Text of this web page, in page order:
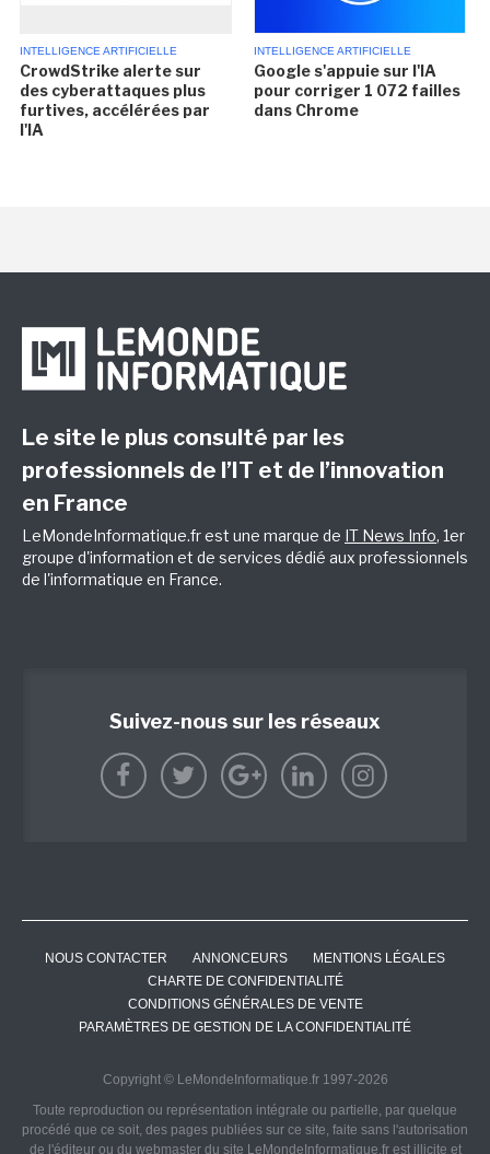
INTELLIGENCE ARTIFICIELLE
CrowdStrike alerte sur
des cyberattaques plus
furtives, accélérées par
l'IA
INTELLIGENCE ARTIFICIELLE
Google s'appuie sur l'IA
pour corriger 1 072 failles
dans Chrome
Le site le plus consulté par les
professionnels de l’IT et de l’innovation
en France
LeMondeInformatique.fr est une marque de IT News Info, 1er
groupe d'information et de services dédié aux professionnels
de l'informatique en France.
Suivez-nous sur les réseaux
NOUS CONTACTER ANNONCEURS
MENTIONS LÉGALES
CHARTE DE CONFIDENTIALITÉ
CONDITIONS GÉNÉRALES DE VENTE
PARAMÈTRES DE GESTION DE LA CONFIDENTIALITÉ
Copyright © LeMondeInformatique.fr 1997-2026
Toute reproduction ou représentation intégrale ou partielle, par quelque
procédé que ce soit, des pages publiées sur ce site, faite sans l'autorisation
de l'éditeur ou du webmaster du site LeMondeInformatique.fr est illicite et